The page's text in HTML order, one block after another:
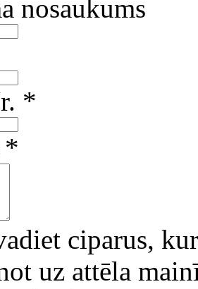
nosaukums
*
*
ciparus,
uz attēla